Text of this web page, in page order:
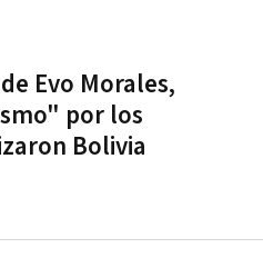
Evo Morales,
por los
Bolivia